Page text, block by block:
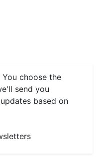
choose the
send you
based on